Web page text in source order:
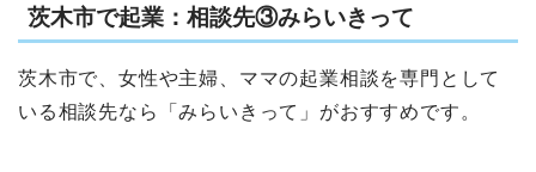
茨木市で起業：相談先③みらいきって
茨木市で、女性や主婦、ママの起業相談を専門として
いる相談先なら「みらいきって」がおすすめです。